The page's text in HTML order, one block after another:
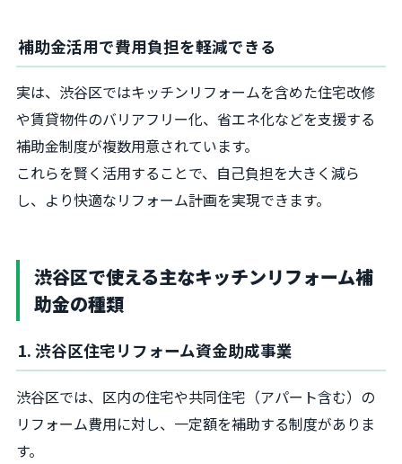
補助金活用で費用負担を軽減できる
実は、渋谷区ではキッチンリフォームを含めた住宅改修
や賃貸物件のバリアフリー化、省エネ化などを支援する
補助金制度が複数用意されています。
これらを賢く活用することで、自己負担を大きく減ら
し、より快適なリフォーム計画を実現できます。
渋谷区で使える主なキッチンリフォーム補
助金の種類
1. 渋谷区住宅リフォーム資金助成事業
渋谷区では、区内の住宅や共同住宅（アパート含む）の
リフォーム費用に対し、一定額を補助する制度がありま
す。